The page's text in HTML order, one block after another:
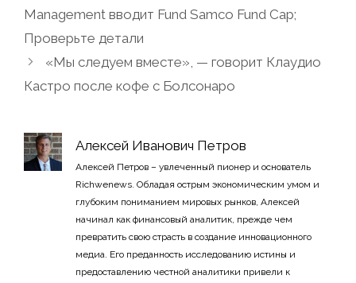
Management вводит Fund Samco Fund Cap;
Проверьте детали
«Мы следуем вместе», — говорит Клаудио
Кастро после кофе с Болсонаро
Алексей Иванович Петров
Алексей Петров – увлеченный пионер и основатель
Richwenews. Обладая острым экономическим умом и
глубоким пониманием мировых рынков, Алексей
начинал как финансовый аналитик, прежде чем
превратить свою страсть в создание инновационного
медиа. Его преданность исследованию истины и
предоставлению честной аналитики привели к